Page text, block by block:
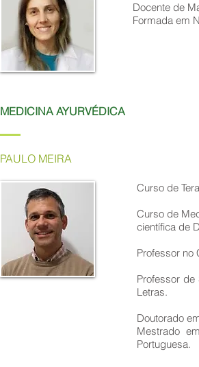
Docente de
Formada em
MEDICINA AYURVÉDICA
PAULO MEIRA
Curso de
Curso de
científica de
Professor no
Professor
Letras.
Doutorado
Mestrado
Portuguesa.